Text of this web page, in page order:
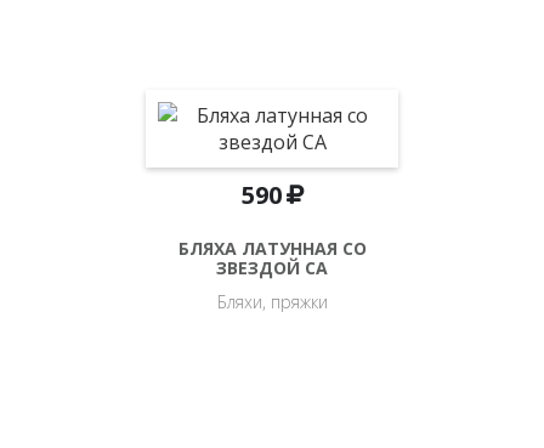
590
БЛЯХА ЛАТУННАЯ СО
ЗВЕЗДОЙ СА
Бляхи, пряжки